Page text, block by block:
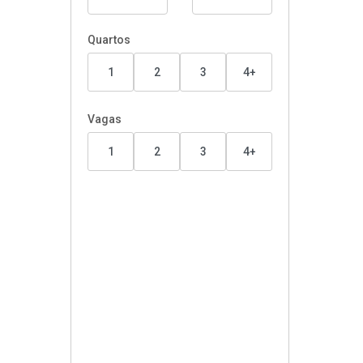
Quartos
1 2 3 4+
Vagas
1 2 3 4+